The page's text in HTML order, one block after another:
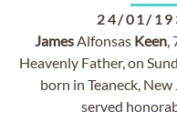
24/01/
JamesAlfonsas Keen,
Heavenly Father, on
born in Teaneck,
served